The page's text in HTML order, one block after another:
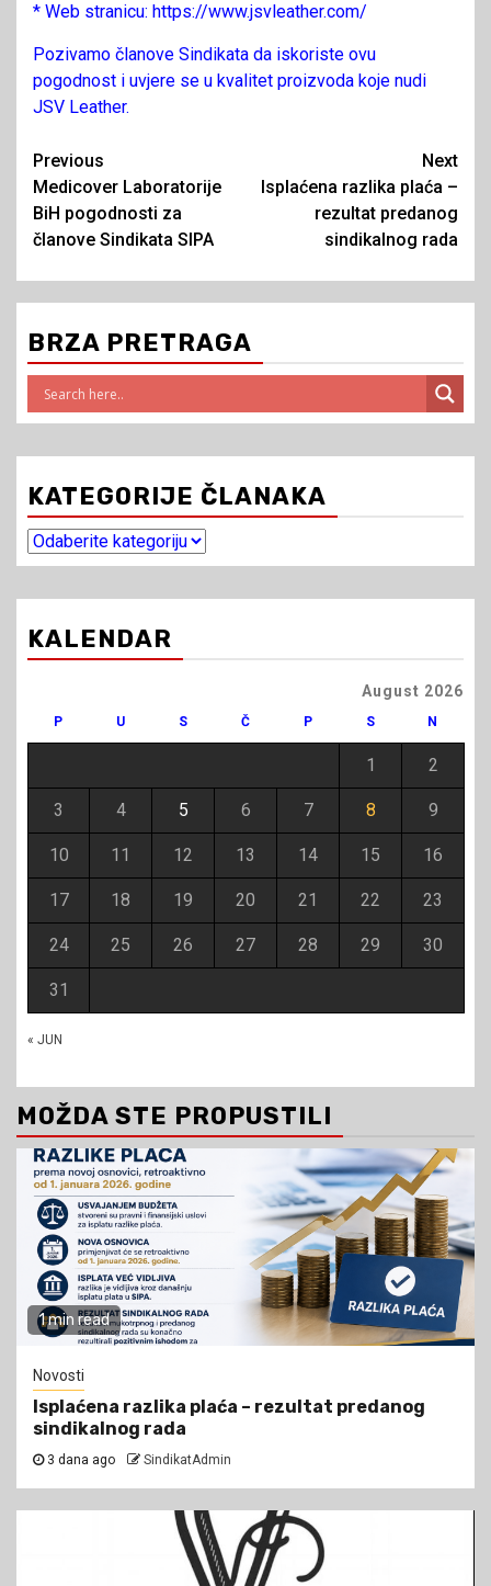
* Web stranicu: https://www.jsvleather.com/
Pozivamo članove Sindikata da iskoriste ovu
pogodnost i uvjere se u kvalitet proizvoda koje nudi
JSV Leather.
Continue
Reading
Previous
Medicover Laboratorije
BiH pogodnosti za
članove Sindikata SIPA
Next
Isplaćena razlika plaća –
rezultat predanog
sindikalnog rada
BRZA PRETRAGA
KATEGORIJE ČLANAKA
Kategorije
članaka
KALENDAR
August 2026
P U S Č P S N
« JUN
1 2
3 4 5 6 7 8 9
10 11 12 13 14 15 16
17 18 19 20 21 22 23
24 25 26 27 28 29 30
31
MOŽDA STE PROPUSTILI
1 min read
Novosti
Isplaćena razlika plaća – rezultat predanog
sindikalnog rada
3 dana ago SindikatAdmin